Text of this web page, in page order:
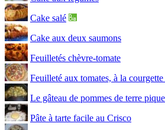
Cake salé
Cake aux deux saumons
Feuilletés chèvre-tomate
Feuilleté aux tomates, à la
Le gâteau de pommes de terre
Pâte à tarte facile au Crisco